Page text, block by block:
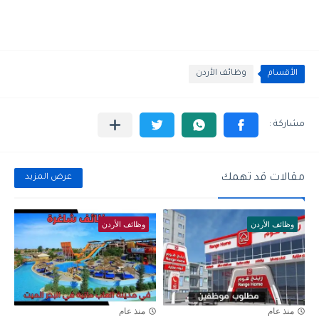
الأقسام وظائف الأردن
مقالات قد تهمك عرض المزيد
وظائف الأردن
منذ عام
وظائف الأردن
منذ عام